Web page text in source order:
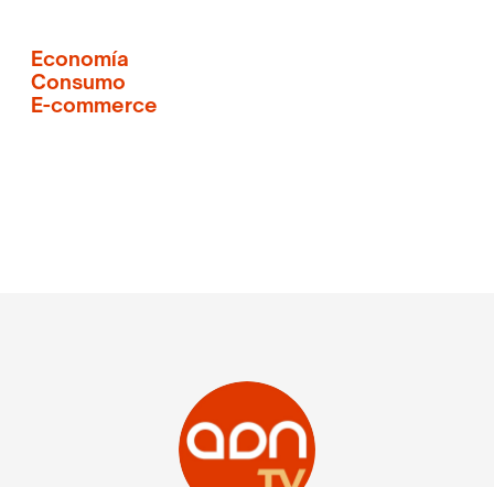
Economía
Consumo
E-commerce